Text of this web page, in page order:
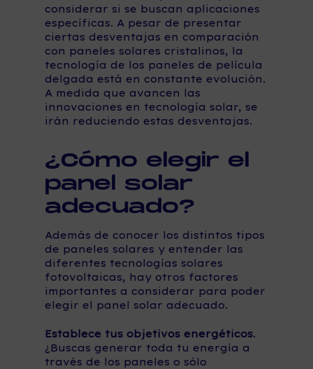
considerar si se buscan aplicaciones
específicas. A pesar de presentar
ciertas desventajas en comparación
con paneles solares cristalinos, la
tecnología de los paneles de película
delgada está en constante evolución.
A medida que avancen las
innovaciones en tecnología solar, se
irán reduciendo estas desventajas.
¿Cómo elegir el
panel solar
adecuado?
Además de conocer los distintos tipos
de paneles solares y entender las
diferentes tecnologías solares
fotovoltaicas, hay otros factores
importantes a considerar para poder
elegir el panel solar adecuado.
Establece tus objetivos energéticos.
¿Buscas generar toda tu energía a
través de los paneles o sólo